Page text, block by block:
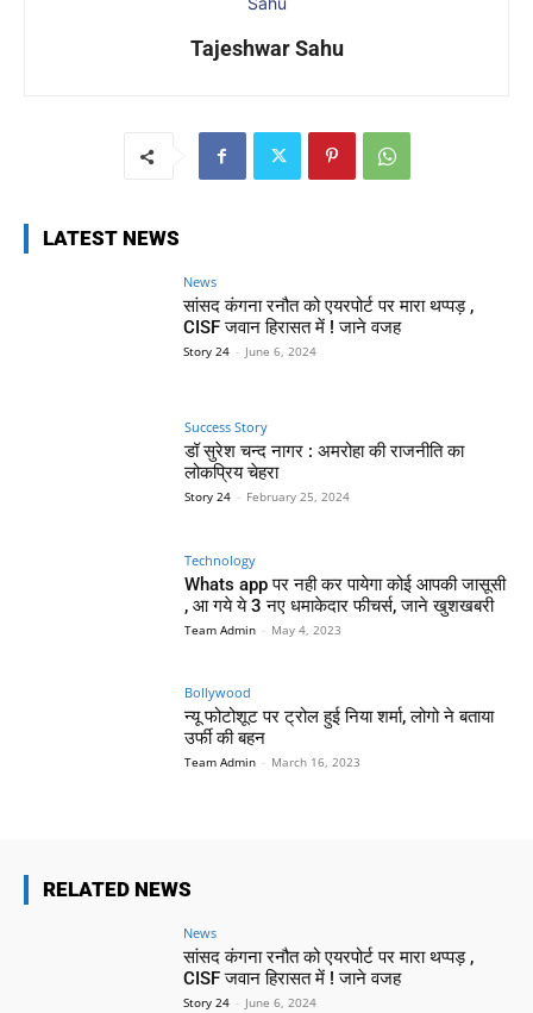
Tajeshwar Sahu
LATEST NEWS
News
सांसद कंगना रनौत को एयरपोर्ट पर मारा थप्पड़ ,
CISF जवान हिरासत में ! जाने वजह
Story 24 - June 6, 2024
Success Story
डॉ सुरेश चन्द नागर : अमरोहा की राजनीति का
लोकप्रिय चेहरा
Story 24 - February 25, 2024
Technology
Whats app पर नही कर पायेगा कोई आपकी जासूसी
, आ गये ये 3 नए धमाकेदार फीचर्स, जाने खुशखबरी
Team Admin - May 4, 2023
Bollywood
न्यू फोटोशूट पर ट्रोल हुई निया शर्मा, लोगो ने बताया
उर्फी की बहन
Team Admin - March 16, 2023
RELATED NEWS
News
सांसद कंगना रनौत को एयरपोर्ट पर मारा थप्पड़ ,
CISF जवान हिरासत में ! जाने वजह
Story 24 - June 6, 2024